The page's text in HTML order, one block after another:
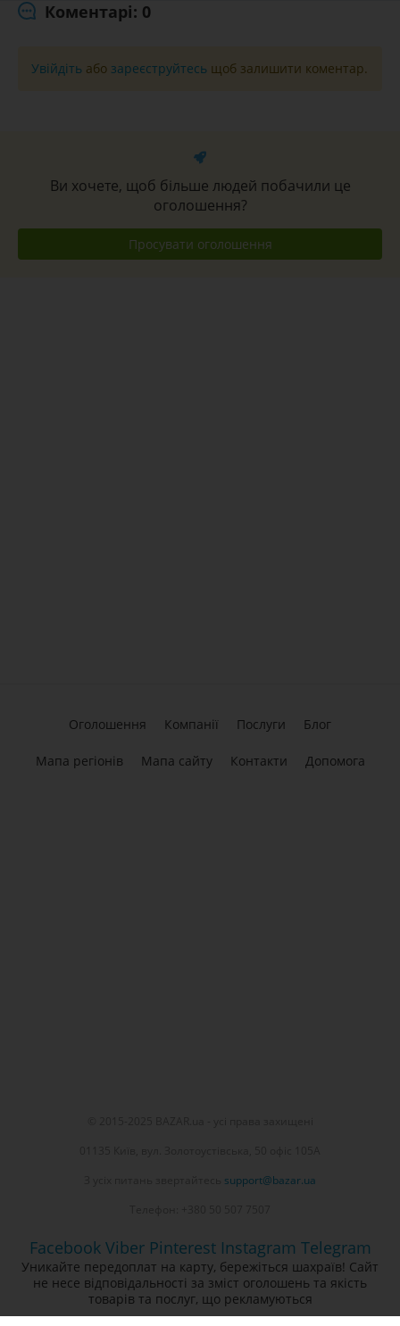
Коментарі: 0
Увійдіть або зареєструйтесь щоб залишити коментар.
Ви хочете, щоб більше людей побачили це
оголошення?
Просувати оголошення
support@bazar.ua
Оголошення Компанії Послуги Блог
Мапа регіонів Мапа сайту Контакти Допомога
Facebook Viber Pinterest Instagram Telegram
Уникайте передоплат на карту, бережіться шахраїв! Сайт
не несе відповідальності за зміст оголошень та якість
товарів та послуг, що рекламуються